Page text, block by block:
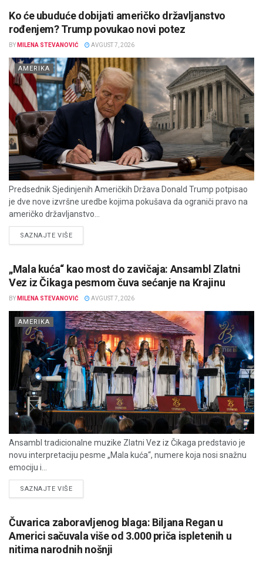
Ko će ubuduće dobijati američko državljanstvo
rođenjem? Trump povukao novi potez
BY MILENA STEVANOVIĆ AVGUST 7, 2026
AMERIKA
Predsednik Sjedinjenih Američkih Država Donald Trump potpisao
je dve nove izvršne uredbe kojima pokušava da ograniči pravo na
američko državljanstvo...
SAZNAJTE VIŠEDETAILS
„Mala kuća“ kao most do zavičaja: Ansambl Zlatni
Vez iz Čikaga pesmom čuva sećanje na Krajinu
BY MILENA STEVANOVIĆ AVGUST 7, 2026
AMERIKA
Ansambl tradicionalne muzike Zlatni Vez iz Čikaga predstavio je
novu interpretaciju pesme „Mala kuća“, numere koja nosi snažnu
emociju i...
SAZNAJTE VIŠEDETAILS
Čuvarica zaboravljenog blaga: Biljana Regan u
Americi sačuvala više od 3.000 priča ispletenih u
nitima narodnih nošnji